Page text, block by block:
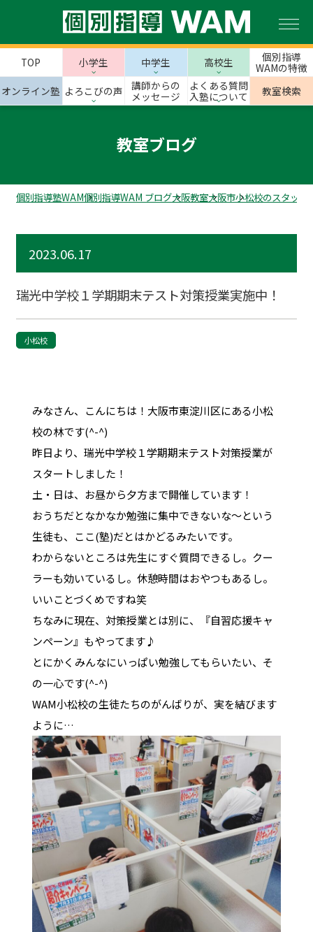
TOP 小学生 中学生 高校生
個別指導
WAMの特徴
オンライン塾 よろこびの声
講師からの
メッセージ
よくある質問
入塾について
教室検索
教室ブログ
個別指導塾WAM個別指導WAM ブログ大阪教室大阪市小松校のスタッフ
2023.06.17
瑞光中学校１学期期末テスト対策授業実施中！
小松校
みなさん、こんにちは！大阪市東淀川区にある小松
校の林です(^-^)
昨日より、瑞光中学校１学期期末テスト対策授業が
スタートしました！
土・日は、お昼から夕方まで開催しています！
おうちだとなかなか勉強に集中できないな～という
生徒も、ここ(塾)だとはかどるみたいです。
わからないところは先生にすぐ質問できるし。クー
ラーも効いているし。休憩時間はおやつもあるし。
いいことづくめですね笑
ちなみに現在、対策授業とは別に、『自習応援キャ
ンペーン』もやってます♪
とにかくみんなにいっぱい勉強してもらいたい、そ
の一心です(^-^)
WAM小松校の生徒たちのがんばりが、実を結びます
ように…